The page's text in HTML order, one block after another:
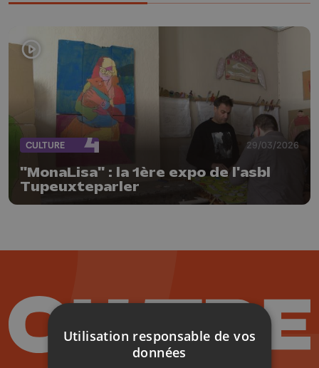
CULTURE 29/03/2026
"MonaLisa" : la 1ère expo de l'asbl
Tupeuxteparler
Utilisation responsable de vos
données